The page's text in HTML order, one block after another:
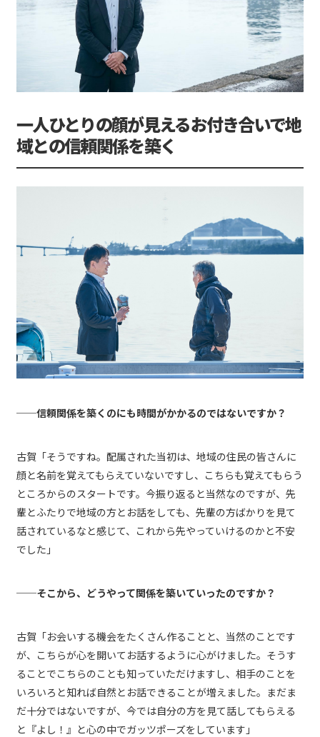
一人ひとりの顔が見えるお付き合いで地
域との信頼関係を築く
──信頼関係を築くのにも時間がかかるのではないですか？
古賀「そうですね。配属された当初は、地域の住民の皆さんに
顔と名前を覚えてもらえていないですし、こちらも覚えてもらう
ところからのスタートです。今振り返ると当然なのですが、先
輩とふたりで地域の方とお話をしても、先輩の方ばかりを見て
話されているなと感じて、これから先やっていけるのかと不安
でした」
──そこから、どうやって関係を築いていったのですか？
古賀「お会いする機会をたくさん作ることと、当然のことです
が、こちらが心を開いてお話するように心がけました。そうす
ることでこちらのことも知っていただけますし、相手のことを
いろいろと知れば自然とお話できることが増えました。まだま
だ十分ではないですが、今では自分の方を見て話してもらえる
と『よし！』と心の中でガッツポーズをしています」